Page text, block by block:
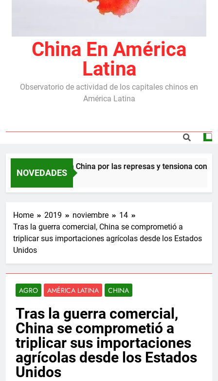
China En América
Latina
Observatorio de actividad de los capitales chinos en
América Latina
NOVEDADES
el acuerdo con China por las represas y tensiona con
Home 2019 noviembre
14
Tras la guerra comercial, China se comprometió a
triplicar sus importaciones agrícolas desde los Estados
Unidos
AGRO AMÉRICA LATINA CHINA
Tras la guerra comercial,
China se comprometió a
triplicar sus importaciones
agrícolas desde los Estados
Unidos